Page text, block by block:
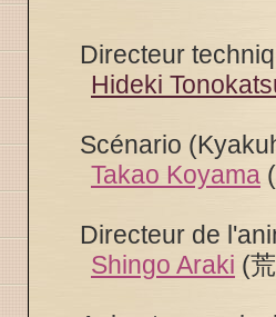
Directeur
Hideki
Scénario
Takao Koyama
Directeur de
Shingo Araki (